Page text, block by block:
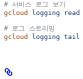
# 서비스 로그 보기
gcloud
logging read
# 로그 스트리밍
gcloud
logging tail